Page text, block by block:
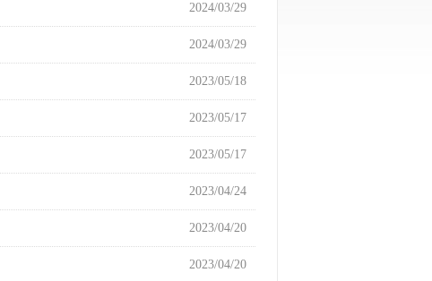
2024/03/29
2024/03/29
2023/05/18
2023/05/17
2023/05/17
2023/04/24
2023/04/20
2023/04/20